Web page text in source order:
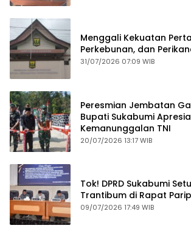
Menggali Kekuatan
Perkebunan, dan
31/07/2026 07:09 WIB
Peresmian Jembatan
Bupati Sukabumi
Kemanunggalan TNI
20/07/2026 13:17 WIB
Tok! DPRD Sukabumi
Trantibum di Rapat
09/07/2026 17:49 WIB